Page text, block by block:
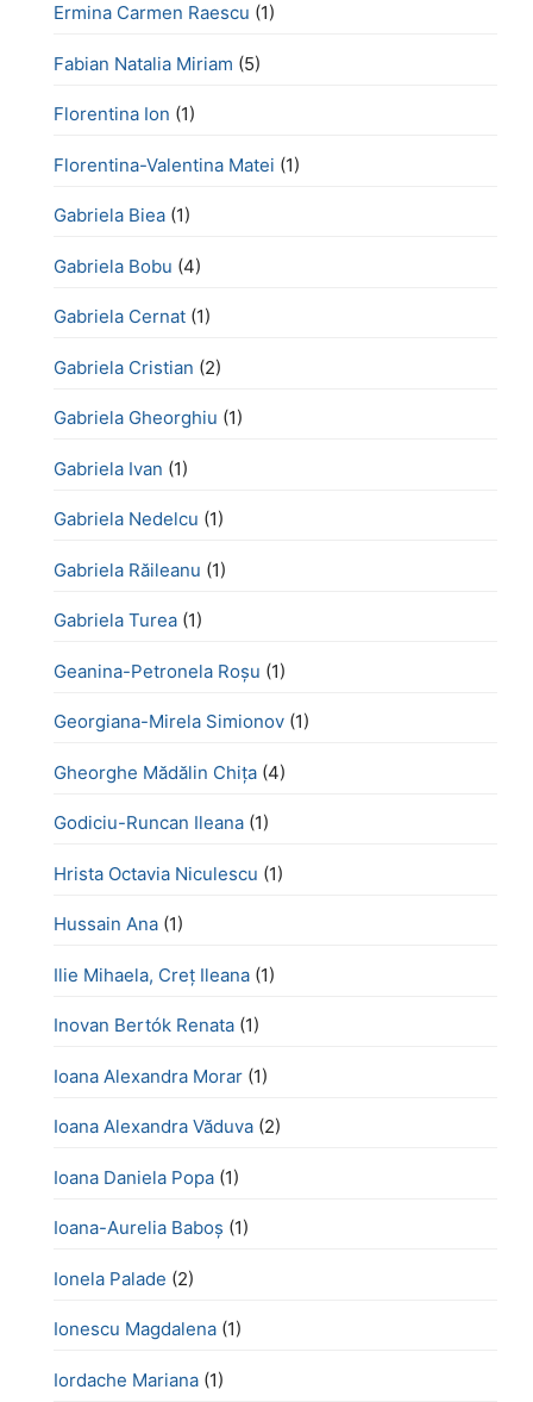
Ermina Carmen Raescu (1)
Fabian Natalia Miriam (5)
Florentina Ion (1)
Florentina-Valentina Matei (1)
Gabriela Biea (1)
Gabriela Bobu (4)
Gabriela Cernat (1)
Gabriela Cristian (2)
Gabriela Gheorghiu (1)
Gabriela Ivan (1)
Gabriela Nedelcu (1)
Gabriela Răileanu (1)
Gabriela Turea (1)
Geanina-Petronela Roșu (1)
Georgiana-Mirela Simionov (1)
Gheorghe Mădălin Chiţa (4)
Godiciu-Runcan Ileana (1)
Hrista Octavia Niculescu (1)
Hussain Ana (1)
Ilie Mihaela, Creț Ileana (1)
Inovan Bertók Renata (1)
Ioana Alexandra Morar (1)
Ioana Alexandra Văduva (2)
Ioana Daniela Popa (1)
Ioana-Aurelia Baboș (1)
Ionela Palade (2)
Ionescu Magdalena (1)
Iordache Mariana (1)